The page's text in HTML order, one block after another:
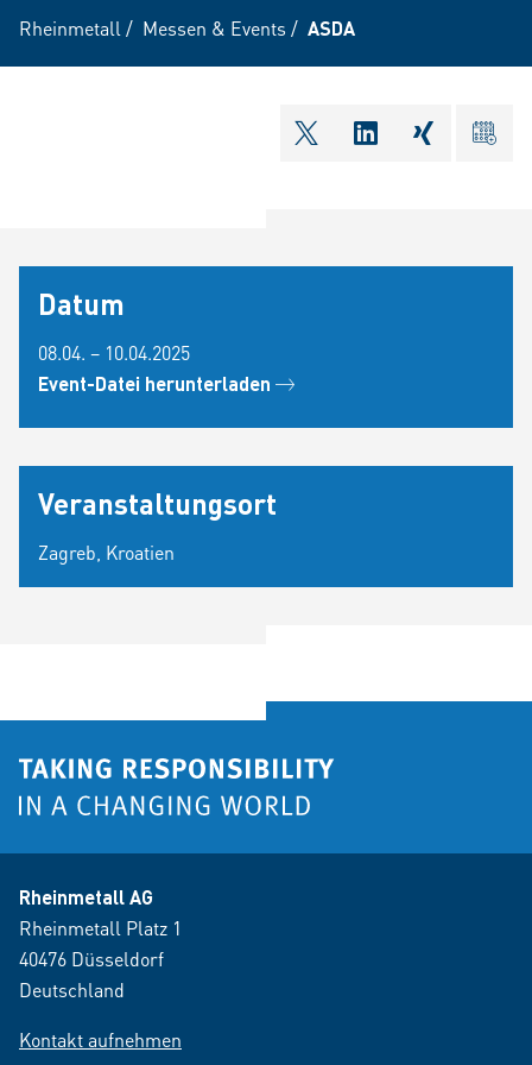
Rheinmetall / Messen & Events / ASDA
shareOntwitter ical
Datum
08.04. – 10.04.2025
Event-Datei herunterladen
Veranstaltungsort
Zagreb, Kroatien
Rheinmetall AG
Rheinmetall Platz 1
40476 Düsseldorf
Deutschland
Kontakt aufnehmen